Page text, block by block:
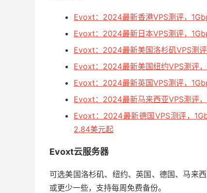
Evoxt：2024最新香港VPS测评，
Evoxt：2024最新日本VPS测评，
Evoxt：2024最新美国洛杉矶VPS测
Evoxt：2024最新美国纽约VPS测评
Evoxt：2024最新英国VPS测评，
Evoxt：2024最新马来西亚VPS测评
Evoxt：2024最新德国VPS测评，
2.84美元起
Evoxt云服务器
可选美国洛杉矶、纽约、英国、德国、马来
或更少一些，支持每周免费备份。